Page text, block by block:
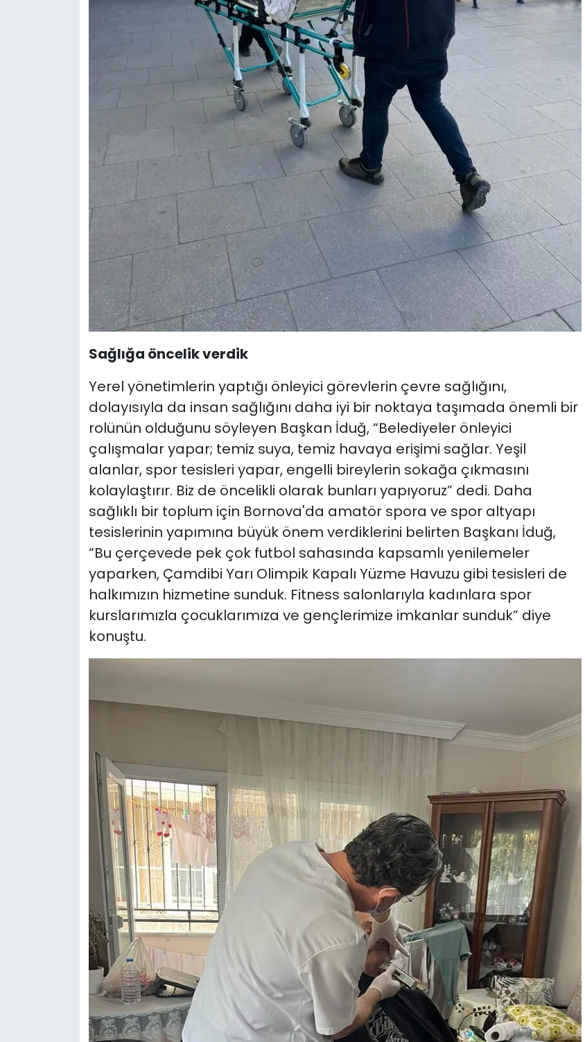
Sağlığa öncelik verdik
Yerel yönetimlerin yaptığı önleyici görevlerin çevre sağlığını,
dolayısıyla da insan sağlığını daha iyi bir noktaya taşımada önemli bir
rolünün olduğunu söyleyen Başkan İduğ, “Belediyeler önleyici
çalışmalar yapar; temiz suya, temiz havaya erişimi sağlar. Yeşil
alanlar, spor tesisleri yapar, engelli bireylerin sokağa çıkmasını
kolaylaştırır. Biz de öncelikli olarak bunları yapıyoruz” dedi. Daha
sağlıklı bir toplum için Bornova'da amatör spora ve spor altyapı
tesislerinin yapımına büyük önem verdiklerini belirten Başkanı İduğ,
“Bu çerçevede pek çok futbol sahasında kapsamlı yenilemeler
yaparken, Çamdibi Yarı Olimpik Kapalı Yüzme Havuzu gibi tesisleri de
halkımızın hizmetine sunduk. Fitness salonlarıyla kadınlara spor
kurslarımızla çocuklarımıza ve gençlerimize imkanlar sunduk” diye
konuştu.